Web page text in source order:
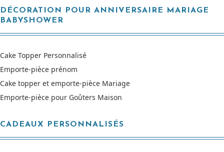
DÉCORATION POUR ANNIVERSAIRE MARIAGE
BABYSHOWER
Cake Topper Personnalisé
Emporte-pièce prénom
Cake topper et emporte-pièce Mariage
Emporte-pièce pour Goûters Maison
CADEAUX PERSONNALISÉS